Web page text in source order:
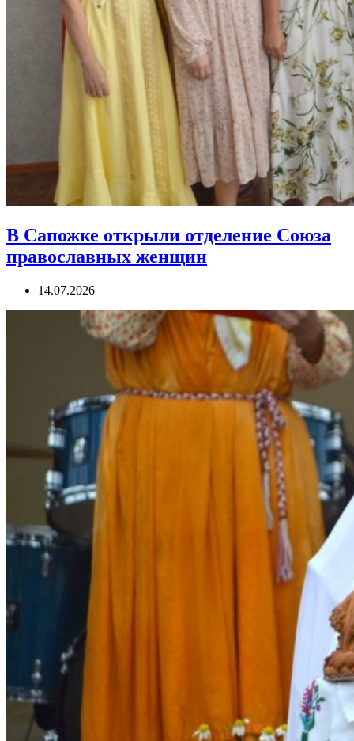
В Сапожке открыли отделение Союза
православных женщин
14.07.2026